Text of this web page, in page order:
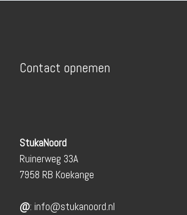
Contact opnemen
StukaNoord
Ruinerweg 33A
7958 RB Koekange
@: info@stukanoord.nl